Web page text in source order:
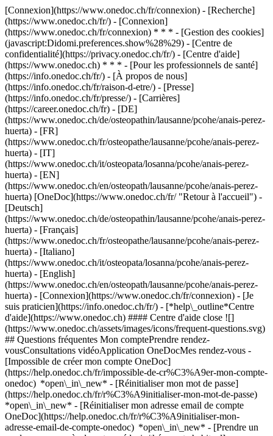
[Connexion](https://www.onedoc.ch/fr/connexion) - [Recherche]
(https://www.onedoc.ch/fr/) - [Connexion]
(https://www.onedoc.ch/fr/connexion) * * * - [Gestion des cookies]
(javascript:Didomi.preferences.show%28%29) - [Centre de
confidentialité](https://privacy.onedoc.ch/fr/) - [Centre d'aide]
(https://www.onedoc.ch) * * * - [Pour les professionnels de santé]
(https://info.onedoc.ch/fr/) - [À propos de nous]
(https://info.onedoc.ch/fr/raison-d-etre/) - [Presse]
(https://info.onedoc.ch/fr/presse/) - [Carrières]
(https://career.onedoc.ch/fr) - [DE]
(https://www.onedoc.ch/de/osteopathin/lausanne/pcohe/anais-perez-
huerta) - [FR]
(https://www.onedoc.ch/fr/osteopathe/lausanne/pcohe/anais-perez-
huerta) - [IT]
(https://www.onedoc.ch/it/osteopata/losanna/pcohe/anais-perez-
huerta) - [EN]
(https://www.onedoc.ch/en/osteopath/lausanne/pcohe/anais-perez-
huerta) [OneDoc](https://www.onedoc.ch/fr/ "Retour à l'accueil") -
[Deutsch]
(https://www.onedoc.ch/de/osteopathin/lausanne/pcohe/anais-perez-
huerta) - [Français]
(https://www.onedoc.ch/fr/osteopathe/lausanne/pcohe/anais-perez-
huerta) - [Italiano]
(https://www.onedoc.ch/it/osteopata/losanna/pcohe/anais-perez-
huerta) - [English]
(https://www.onedoc.ch/en/osteopath/lausanne/pcohe/anais-perez-
huerta) - [Connexion](https://www.onedoc.ch/fr/connexion) - [Je
suis praticien](https://info.onedoc.ch/fr/) - [*help\_outline*Centre
d'aide](https://www.onedoc.ch) #### Centre d'aide close ![]
(https://www.onedoc.ch/assets/images/icons/frequent-questions.svg)
## Questions fréquentes Mon comptePrendre rendez-
vousConsultations vidéoApplication OneDocMes rendez-vous -
[Impossible de créer mon compte OneDoc]
(https://help.onedoc.ch/fr/impossible-de-cr%C3%A9er-mon-compte-
onedoc) *open\_in\_new* - [Réinitialiser mon mot de passe]
(https://help.onedoc.ch/fr/r%C3%A9initialiser-mon-mot-de-passe)
*open\_in\_new* - [Réinitialiser mon adresse email de compte
OneDoc](https://help.onedoc.ch/fr/r%C3%A9initialiser-mon-
adresse-email-de-compte-onedoc) *open\_in\_new* - [Prendre un